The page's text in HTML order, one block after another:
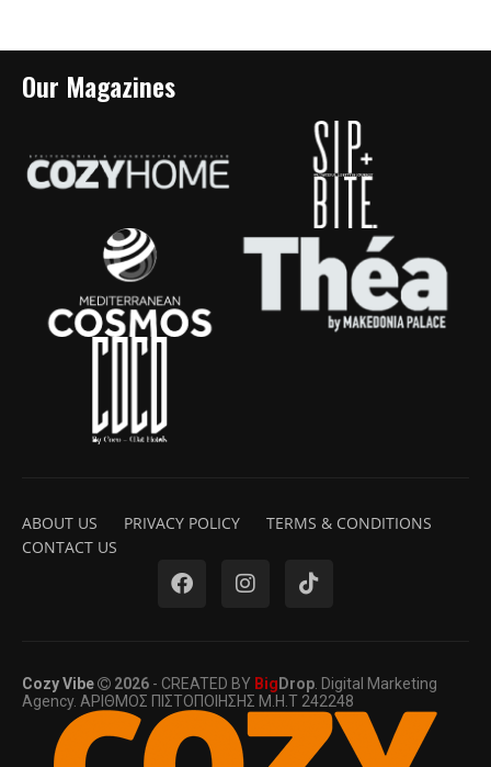
Our Magazines
ABOUT US PRIVACY POLICY
TERMS & CONDITIONS
CONTACT US
Cozy Vibe 2026 - CREATED BY Big Drop . Digital Marketing
Agency. ΑΡΙΘΜΟΣ ΠΙΣΤΟΠΟΙΗΣΗΣ Μ.Η.Τ 242248